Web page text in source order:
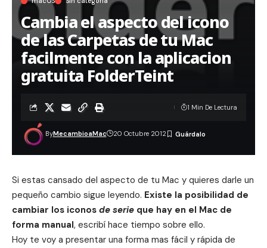
Cambia el aspecto del icono
de las Carpetas de tu Mac
facilmente con la aplicacion
gratuita FolderTeint
ByMecambioaMac 20 Octubre 2012
1 Min De Lectura
Si estas cansado del aspecto de tu Mac y quieres darle un
pequeño cambio sigue leyendo. Existe la posibilidad de
cambiar los iconos de serie que hay en el Mac de
forma manual, escribí hace tiempo sobre ello.
Hoy te voy a presentar una forma mas fácil y rápida de